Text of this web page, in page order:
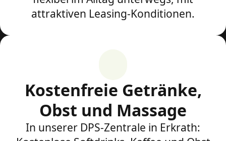
attraktiven Leasing-Konditionen.
Kostenfreie Getränke,
Obst und Massage
In unserer DPS-Zentrale in Erkrath: